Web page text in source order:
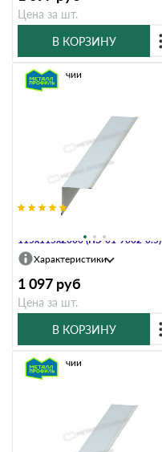
Цена за шт.
В КОРЗИНУ
115х115х2000 (ПЭ-01-9002-0.5)
В наличии
Характеристики
1 097 руб
Цена за шт.
В КОРЗИНУ
В наличии